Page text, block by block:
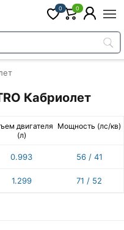
0 0
Кабриолет
двигателя
(л)
Мощность (лс/кв)
0.993 56 / 41
1.299 71 / 52